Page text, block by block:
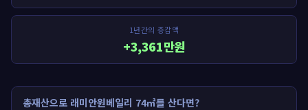
1년간의 증감액
+3,361만원
총재산으로 래미안원베일리 74㎡를 산다면?